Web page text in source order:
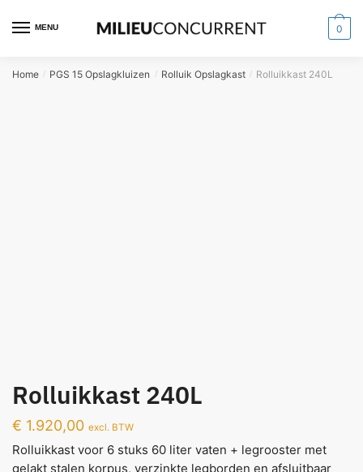
MENU 0
Home / PGS 15 Opslagkluizen / Rolluik Opslagkast / Rolluikkast 240L
Rolluikkast 240L
€ 1.920,00 excl. BTW
Rolluikkast voor 6 stuks 60 liter vaten + legrooster met
gelakt stalen korpus, verzinkte legborden en afsluitbaar